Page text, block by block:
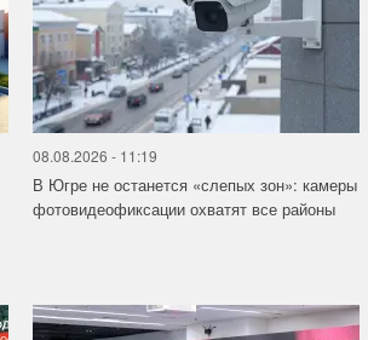
08.08.2026 - 11:19
В Югре не останется «слепых зон»: камеры
фотовидеофиксации охватят все районы